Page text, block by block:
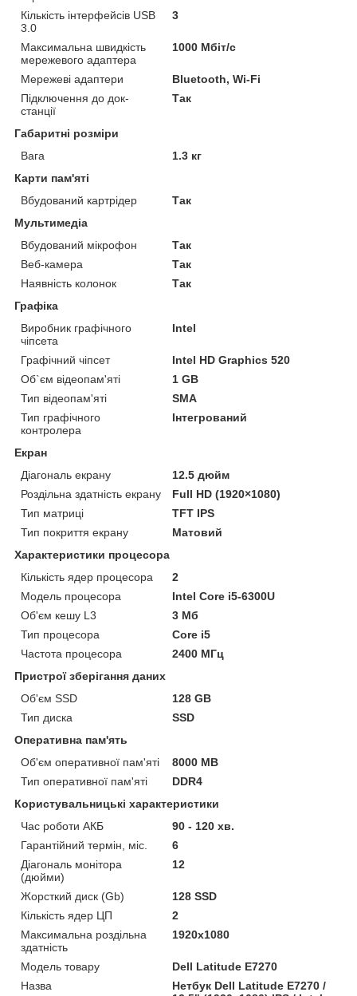
Кількість інтерфейсів USB
3.0
3
Максимальна швидкість
мережевого адаптера
1000 Мбіт/с
Мережеві адаптери
Bluetooth, Wi-Fi
Підключення до док-
станції
Так
Габаритні розміри
Вага
1.3 кг
Карти пам'яті
Вбудований картрідер
Так
Мультимедіа
Вбудований мікрофон
Так
Веб-камера
Так
Наявність колонок
Так
Графіка
Виробник графічного
чіпсета
Intel
Графічний чіпсет
Intel HD Graphics 520
Об`єм відеопам'яті
1 GB
Тип відеопам'яті
SMA
Тип графічного
контролера
Інтегрований
Екран
Діагональ екрану
12.5 дюйм
Роздільна здатність екрану
Full HD (1920×1080)
Тип матриці
TFT IPS
Тип покриття екрану
Матовий
Характеристики процесора
Кількість ядер процесора
2
Модель процесора
Intel Core i5-6300U
Об'єм кешу L3
3 Мб
Тип процесора
Core i5
Частота процесора
2400 МГц
Пристрої зберігання даних
Об'єм SSD
128 GB
Тип диска
SSD
Оперативна пам'ять
Об'єм оперативної пам'яті
8000 MB
Тип оперативної пам'яті
DDR4
Користувальницькі характеристики
Час роботи АКБ
90 - 120 хв.
Гарантійний термін, міс.
6
Діагональ монітора
(дюйми)
12
Жорсткий диск (Gb)
128 SSD
Кількість ядер ЦП
2
Максимальна роздільна
здатність
1920x1080
Модель товару
Dell Latitude E7270
Назва
Нетбук Dell Latitude E7270 /